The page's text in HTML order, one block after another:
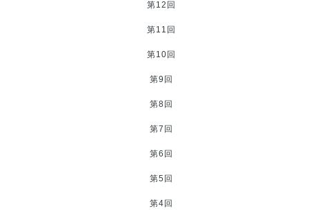
第12回
第11回
第10回
第9回
第8回
第7回
第6回
第5回
第4回